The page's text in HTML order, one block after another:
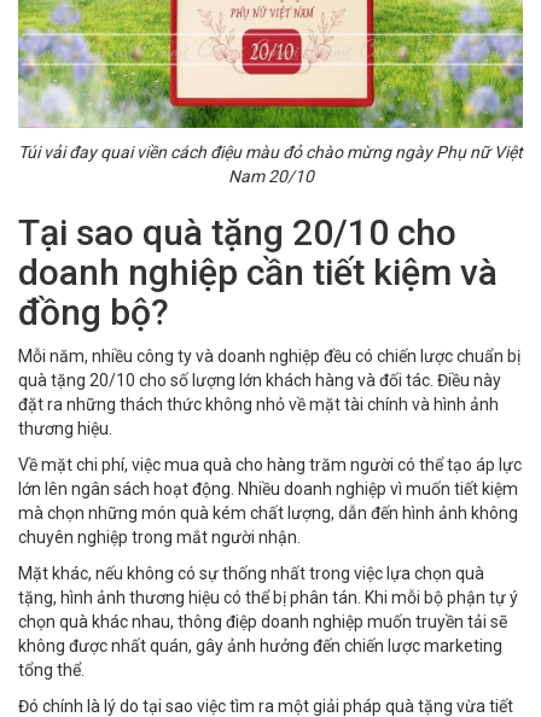
Túi vải đay quai viền cách điệu màu đỏ chào mừng ngày Phụ nữ Việt
Nam 20/10
Tại sao quà tặng 20/10 cho
doanh nghiệp cần tiết kiệm và
đồng bộ?
Mỗi năm, nhiều công ty và doanh nghiệp đều có chiến lược chuẩn bị
quà tặng 20/10 cho số lượng lớn khách hàng và đối tác. Điều này
đặt ra những thách thức không nhỏ về mặt tài chính và hình ảnh
thương hiệu.
Về mặt chi phí, việc mua quà cho hàng trăm người có thể tạo áp lực
lớn lên ngân sách hoạt động. Nhiều doanh nghiệp vì muốn tiết kiệm
mà chọn những món quà kém chất lượng, dẫn đến hình ảnh không
chuyên nghiệp trong mắt người nhận.
Mặt khác, nếu không có sự thống nhất trong việc lựa chọn quà
tặng, hình ảnh thương hiệu có thể bị phân tán. Khi mỗi bộ phận tự ý
chọn quà khác nhau, thông điệp doanh nghiệp muốn truyền tải sẽ
không được nhất quán, gây ảnh hưởng đến chiến lược marketing
tổng thể.
Đó chính là lý do tại sao việc tìm ra một giải pháp quà tặng vừa tiết